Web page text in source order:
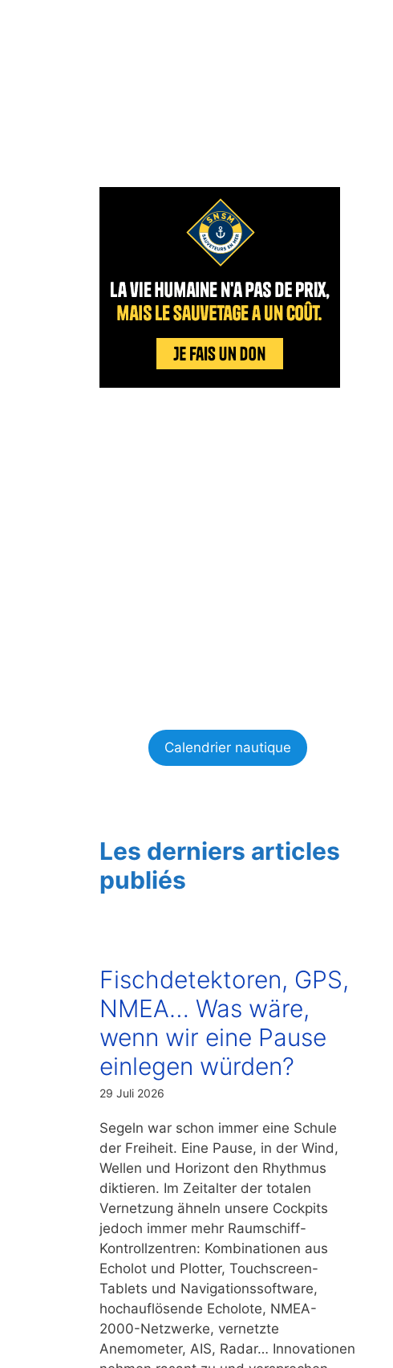
Calendrier nautique
Les derniers articles
publiés
Fischdetektoren, GPS,
NMEA… Was wäre,
wenn wir eine Pause
einlegen würden?
29 Juli 2026
Segeln war schon immer eine Schule
der Freiheit. Eine Pause, in der Wind,
Wellen und Horizont den Rhythmus
diktieren. Im Zeitalter der totalen
Vernetzung ähneln unsere Cockpits
jedoch immer mehr Raumschiff-
Kontrollzentren: Kombinationen aus
Echolot und Plotter, Touchscreen-
Tablets und Navigationssoftware,
hochauflösende Echolote, NMEA-
2000-Netzwerke, vernetzte
Anemometer, AIS, Radar… Innovationen